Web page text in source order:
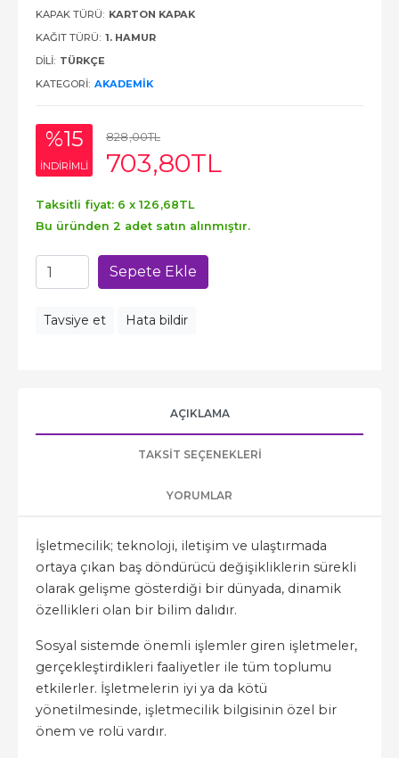
KAPAK TÜRÜ: KARTON KAPAK
KAĞIT TÜRÜ: 1. HAMUR
DILI: TÜRKÇE
KATEGORI: AKADEMIK
%15
INDIRIMLI
828,00TL
703,80TL
Taksitli fiyat: 6 x 126 ,68TL
Bu üründen 2 adet satın alınmıştır.
Sepete Ekle
Tavsiye et Hata bildir
AÇIKLAMA
TAKSIT SEÇENEKLERI
YORUMLAR
İşletmecilik; teknoloji, iletişim ve ulaştırmada
ortaya çıkan baş döndürücü değişikliklerin sürekli
olarak gelişme gösterdiği bir dünyada, dinamik
özellikleri olan bir bilim dalıdır.
Sosyal sistemde önemli işlemler giren işletmeler,
gerçekleştirdikleri faaliyetler ile tüm toplumu
etkilerler. İşletmelerin iyi ya da kötü
yönetilmesinde, işletmecilik bilgisinin özel bir
önem ve rolü vardır.